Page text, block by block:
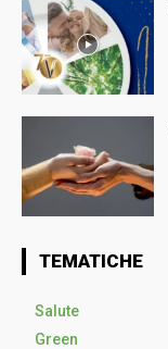
TEMATICHE
Salute
Green